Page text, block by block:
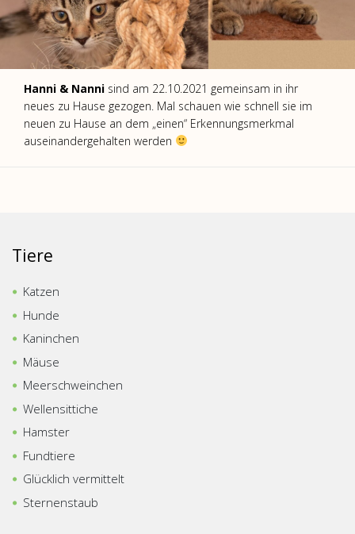
Hanni & Nanni sind am 22.10.2021 gemeinsam in ihr
neues zu Hause gezogen. Mal schauen wie schnell sie im
neuen zu Hause an dem „einen“ Erkennungsmerkmal
auseinandergehalten werden
Tiere
Katzen
Hunde
Kaninchen
Mäuse
Meerschweinchen
Wellensittiche
Hamster
Fundtiere
Glücklich vermittelt
Sternenstaub